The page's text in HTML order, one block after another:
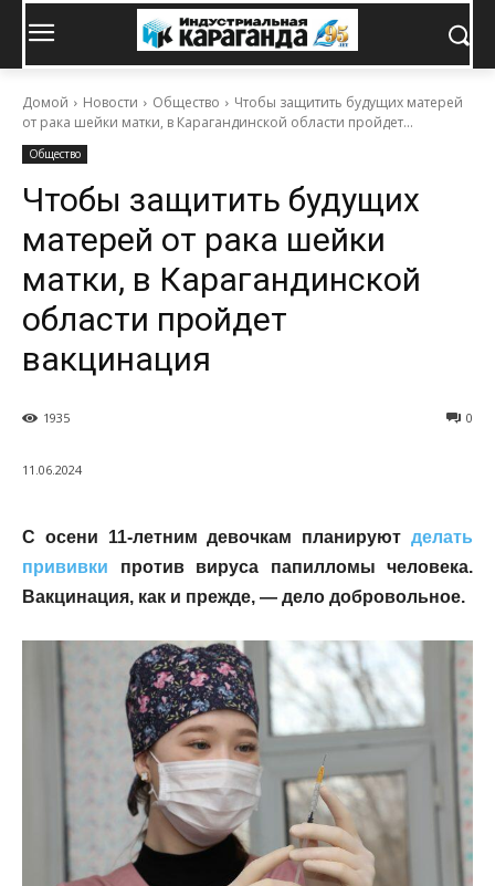
Домой Новости Общество
Чтобы защитить будущих матерей
от рака шейки матки, в Карагандинской области пройдет...
Общество
Чтобы защитить будущих
матерей от рака шейки
матки, в Карагандинской
области пройдет
вакцинация
0
1935
11.06.2024
С осени 11-летним девочкам планируют делать
прививки против вируса папилломы человека.
Вакцинация, как и прежде, — дело добровольное.